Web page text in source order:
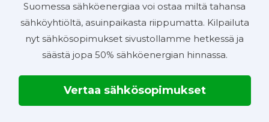
Suomessa sähköenergiaa voi ostaa miltä tahansa
sähköyhtiöltä, asuinpaikasta riippumatta. Kilpailuta
nyt sähkösopimukset sivustollamme hetkessä ja
säästä jopa 50% sähköenergian hinnassa.
Vertaa sähkösopimukset